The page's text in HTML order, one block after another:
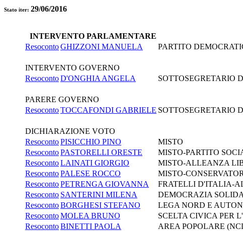
Stato iter: 29/06/2016
INTERVENTO PARLAMENTARE
ResocontoGHIZZONI MANUELA PARTITO
INTERVENTO GOVERNO
ResocontoD'ONGHIA ANGELA SOTTOSEGRETARIO
PARERE GOVERNO
ResocontoTOCCAFONDI GABRIELE SOTTOSEGRETARIO
DICHIARAZIONE VOTO
ResocontoPISICCHIO PINO
MISTO
ResocontoPASTORELLI ORESTE
MISTO-PARTITO
ResocontoLAINATI GIORGIO
MISTO-ALLEANZA
ResocontoPALESE ROCCO
MISTO-
ResocontoPETRENGA GIOVANNA
FRATELLI D'ITALIA-
Resoconto SANTERINI MILENA
DEMOCRAZIA
ResocontoBORGHESI STEFANO
LEGA NORD E
ResocontoMOLEA BRUNO
SCELTA CIVICA PER
ResocontoBINETTI PAOLA
AREA POPOLARE